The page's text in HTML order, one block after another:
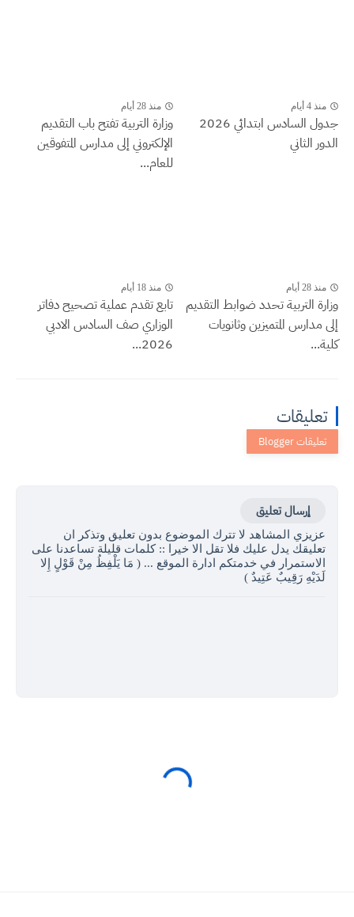
منذ 4 أيام
جدول السادس ابتدائي 2026
الدور الثاني
منذ 28 أيام
وزارة التربية تفتح باب التقديم
الإلكتروني إلى مدارس المتفوقين
للعام...
منذ 28 أيام
وزارة التربية تحدد ضوابط التقديم
إلى مدارس المتميزين وثانويات
كلية...
منذ 18 أيام
تابع تقدم عملية تصحيح دفاتر
الوزاري صف السادس الادبي
2026...
تعليقات
إرسال تعليق
عزيزي المشاهد لا تترك الموضوع بدون تعليق وتذكر ان
تعليقك يدل عليك فلا تقل الا خيرا :: كلمات قليلة تساعدنا على
الاستمرار في خدمتكم ادارة الموقع ... ( مَا يَلْفِظُ مِنْ قَوْلٍ إِلا
لَدَيْهِ رَقِيبٌ عَتِيدٌ )